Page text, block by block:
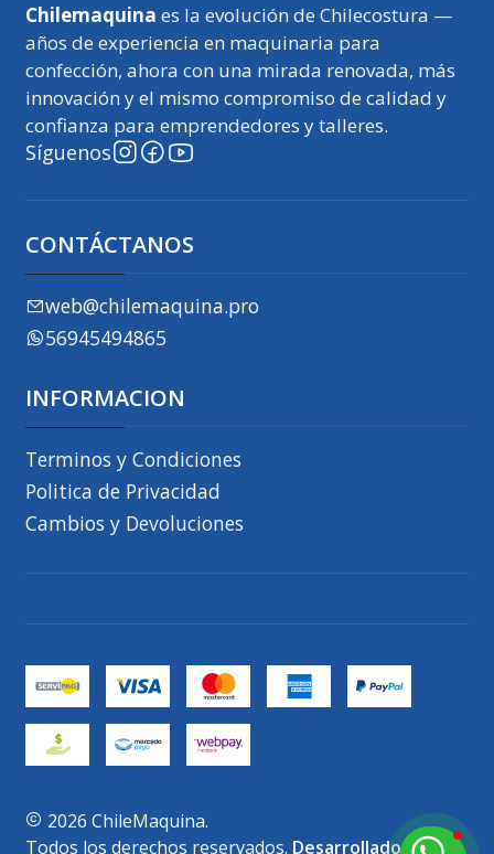
Chilemaquina es la evolución de Chilecostura —
años de experiencia en maquinaria para
confección, ahora con una mirada renovada, más
innovación y el mismo compromiso de calidad y
confianza para emprendedores y talleres.
Síguenos
CONTÁCTANOS
web@chilemaquina.pro
56945494865
INFORMACION
Terminos y Condiciones
Politica de Privacidad
Cambios y Devoluciones
2026 ChileMaquina.
Todos los derechos reservados. Desarrollado por